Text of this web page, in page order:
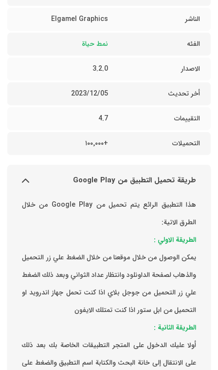
الناشر Elgamel Graphics
الفئه نمط حياة
الاصدار 3.2.0
أخر تحديث 05‏/12‏/2023
التقييمات 4.7
التحميلات +١٠٠٬٠٠٠
طريقة تحميل التطبيق من Google Play
هذا التطبيق الرائع يتم تحميل من Google Play من خلال
الطرق الاتية:
الطريقة الاولي :
يمكن الوصول من خلال موقعنا من خلال الضغط علي زر التحميل
والذهاب لصفحة الداونلود وانتظار عداد الثواني وبعد ذلك الضغط
علي زر التحميل من جوجل بلاي اذا كنت تحمل جهاز اندرويد او
التحميل من ابل ستور اذا كنت تمتلك الايفون
الطريقة الثانية :
‏أولا عليك الدخول على المتجر التطبيقات الخاصة بك ‏بعد ذلك
على الانتقال إلى خانة البحث والكتابة اسم التطبيق والضغط على